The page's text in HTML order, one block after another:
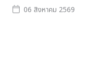
06 สิงหาคม 2569